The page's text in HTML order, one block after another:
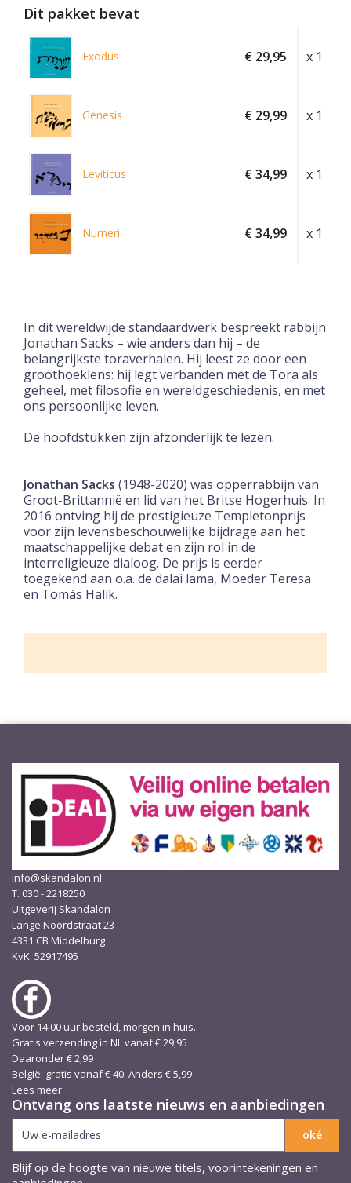
Dit pakket bevat
Exodus € 29,95 x 1
Genesis € 29,99 x 1
Leviticus € 34,99 x 1
Numeri € 34,99 x 1
In dit wereldwijde standaardwerk bespreekt rabbijn
Jonathan Sacks – wie anders dan hij – de
belangrijkste toraverhalen. Hij leest ze door een
groothoeklens: hij legt verbanden met de Tora als
geheel, met filosofie en wereldgeschiedenis, en met
ons persoonlijke leven.
De hoofdstukken zijn afzonderlijk te lezen.
Jonathan Sacks (1948-2020) was opperrabbijn van
Groot-Brittannië en lid van het Britse Hogerhuis. In
2016 ontving hij de prestigieuze Templetonprijs
voor zijn levensbeschouwelijke bijdrage aan het
maatschappelijke debat en zijn rol in de
interreligieuze dialoog. De prijs is eerder
toegekend aan o.a. de dalai lama, Moeder Teresa
en Tomás Halík.
info@skandalon.nl
T. 030 - 2218250
Uitgeverij Skandalon
Lange Noordstraat 23
4331 CB Middelburg
KvK: 52917495
Voor 14.00 uur besteld, morgen in huis.
Gratis verzending in NL vanaf € 29,95
Daaronder € 2,99
België: gratis vanaf € 40. Anders € 5,99
Lees meer
Ontvang ons laatste nieuws en aanbiedingen
Blijf op de hoogte van nieuwe titels, voorintekeningen en